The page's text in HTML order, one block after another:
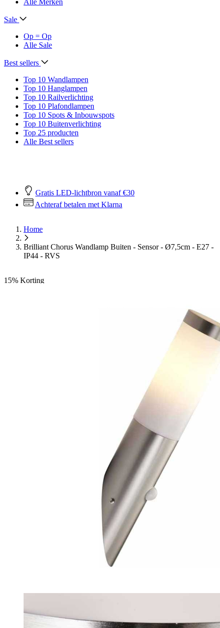
Alle Merken
Sale
Op = Op
Alle Sale
Best sellers
Top 10 Wandlampen
Top 10 Hanglampen
Top 10 Railverlichting
Top 10 Plafondlampen
Top 10 Spots & Inbouwspots
Top 10 Buitenverlichting
Top 25 producten
Alle Best sellers
Gratis LED-lichtbron vanaf €30
Achteraf betalen met Klarna
Home
Brilliant Chorus Wandlamp Buiten - Sensor - Ø7,5cm - E27 -
IP44 - RVS
15% Korting